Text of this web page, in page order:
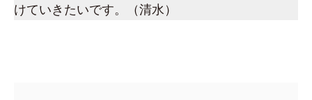
けていきたいです。（清水）